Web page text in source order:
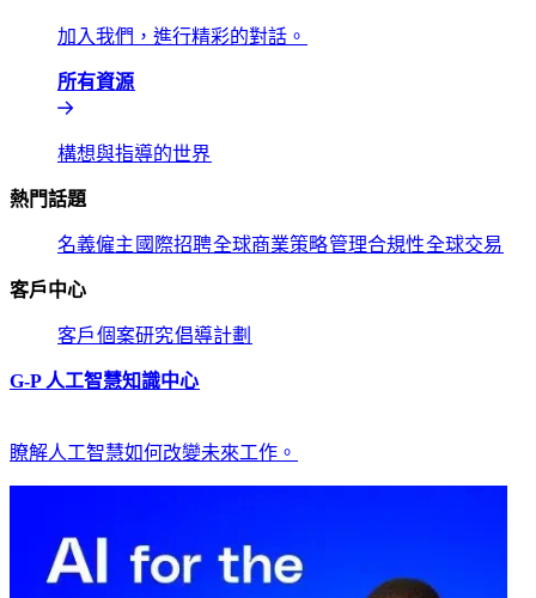
加入我們，進行精彩的對話。​​
所有資源​​
構想與指導的世界​​
熱門話題​​
名義僱主​​ 國際招聘​​全球商業策略​​管理合規性​​全球交易​​
客戶中心​​
客戶​​個案研究​​倡導計劃​​
G-P 人工智慧知識中心​​
瞭解人工智慧如何改變未來工作。​​